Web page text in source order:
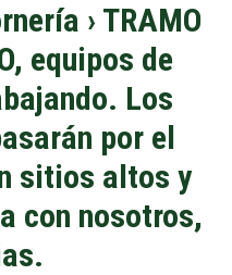
› TRAMO
equipos de
Los
por el
sitios altos y
con nosotros,